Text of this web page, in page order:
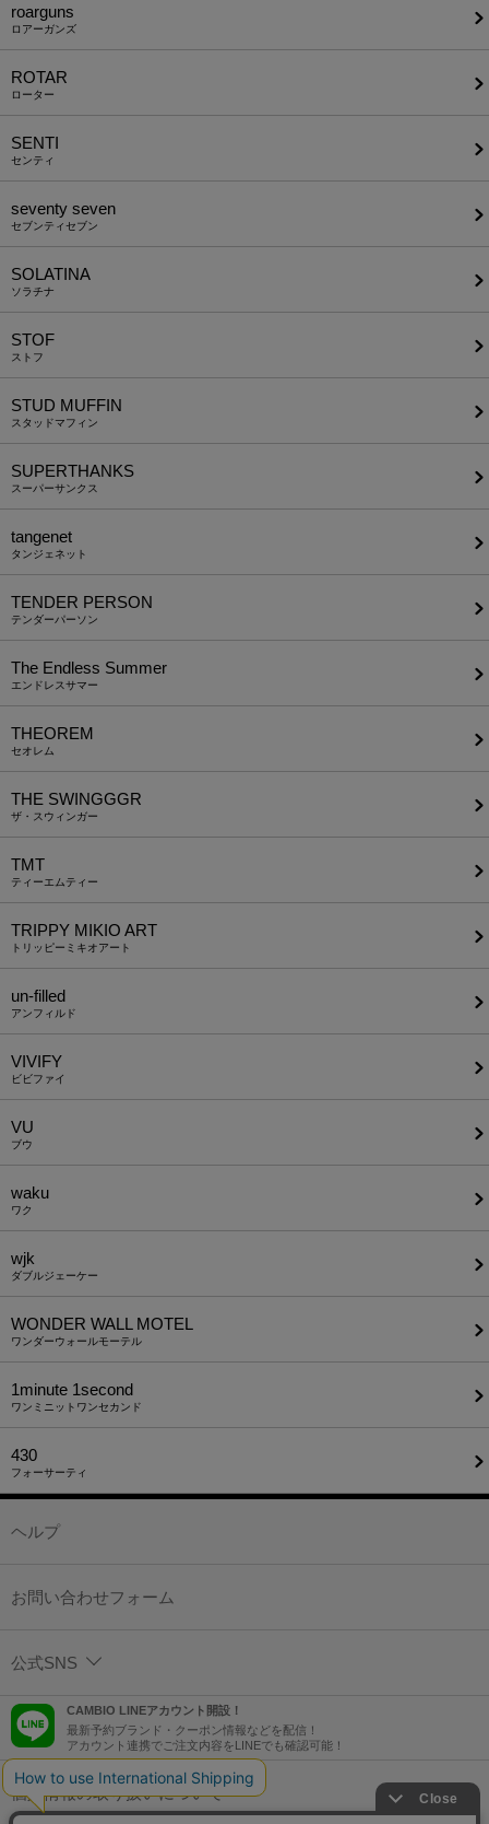
roarguns
ロアーガンズ
ROTAR
ローター
SENTI
センティ
seventy seven
セブンティセブン
SOLATINA
ソラチナ
STOF
ストフ
STUD MUFFIN
スタッドマフィン
SUPERTHANKS
スーパーサンクス
tangenet
タンジェネット
TENDER PERSON
テンダーパーソン
The Endless Summer
エンドレスサマー
THEOREM
セオレム
THE SWINGGGR
ザ・スウィンガー
TMT
ティーエムティー
TRIPPY MIKIO ART
トリッピーミキオアート
un-filled
アンフィルド
VIVIFY
ビビファイ
VU
ブウ
waku
ワク
wjk
ダブルジェーケー
WONDER WALL MOTEL
ワンダーウォールモーテル
1minute​ 1second
ワンミニットワンセカンド
430
フォーサーティ
ヘルプ
お問い合わせフォーム
公式SNS
CAMBIO LINEアカウント開設！
最新予約ブランド・クーポン情報などを配信！
アカウント連携でご注文内容をLINEでも確認可能！
個人情報の取り扱いについて